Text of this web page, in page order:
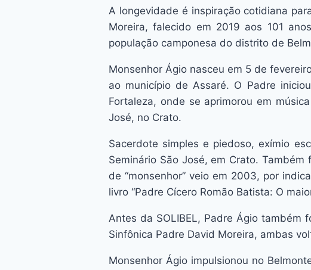
A longevidade é inspiração cotidiana
Moreira, falecido em 2019 aos 101
população camponesa do distrito de
Monsenhor Ágio nasceu em 5 de
ao município de Assaré. O Padre
Fortaleza, onde se aprimorou em
José, no Crato.
Sacerdote simples e piedoso, exímio
Seminário São José, em Crato.
de “monsenhor” veio em 2003, por
livro “Padre Cícero Romão Batista:
Antes da SOLIBEL, Padre Ágio também
Sinfônica Padre David Moreira, ambas
Monsenhor Ágio impulsionou no